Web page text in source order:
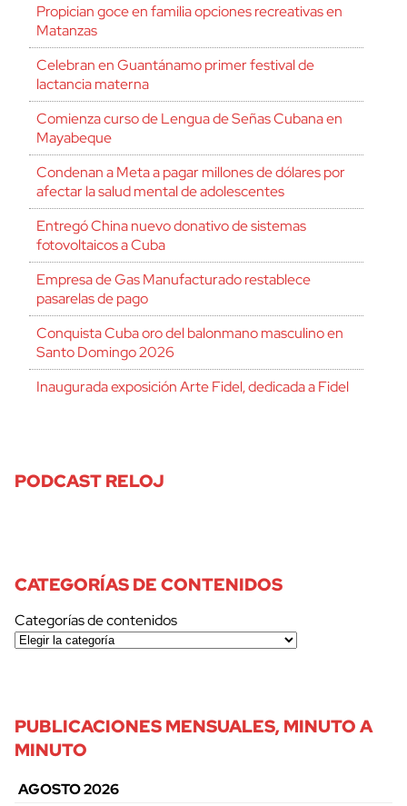
Propician goce en familia opciones recreativas en
Matanzas
Celebran en Guantánamo primer festival de
lactancia materna
Comienza curso de Lengua de Señas Cubana en
Mayabeque
Condenan a Meta a pagar millones de dólares por
afectar la salud mental de adolescentes
Entregó China nuevo donativo de sistemas
fotovoltaicos a Cuba
Empresa de Gas Manufacturado restablece
pasarelas de pago
Conquista Cuba oro del balonmano masculino en
Santo Domingo 2026
Inaugurada exposición Arte Fidel, dedicada a Fidel
PODCAST RELOJ
CATEGORÍAS DE CONTENIDOS
Categorías de contenidos
PUBLICACIONES MENSUALES, MINUTO A
MINUTO
AGOSTO 2026